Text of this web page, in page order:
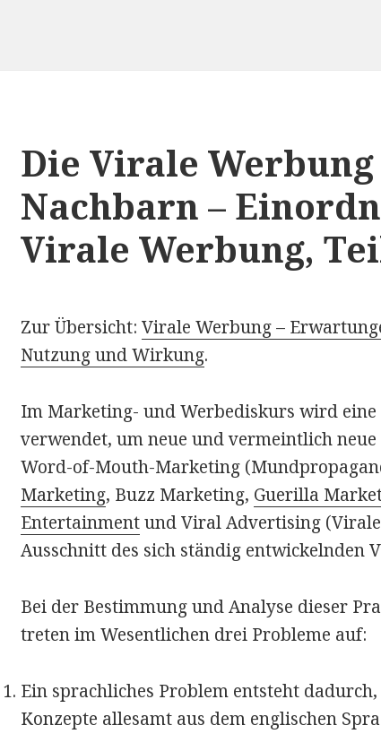
Die Virale
Nachbarn –
Virale Werbung,
Zur Übersicht:Virale Werbung –
Nutzung und Wirkung.
Im Marketing- und Werbediskurs wird
verwendet, um neue und vermeintlich neue
Word-of-Mouth-Marketing
Marketing, Buzz Marketing, Guerilla
Entertainmentund Viral Advertising
Ausschnitt des sich ständig entwickelnden
Bei der Bestimmung und Analyse dieser
treten im Wesentlichen drei Probleme auf:
Ein sprachliches Problem entsteht
Konzepte allesamt aus dem englischen